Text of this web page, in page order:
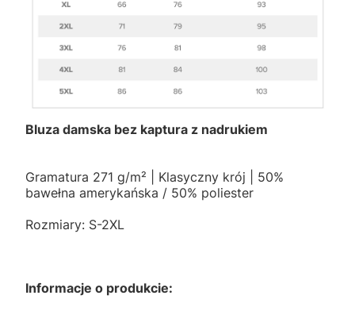
Bluza damska bez kaptura z nadrukiem
Gramatura 271 g/m² | Klasyczny krój | 50%
bawełna amerykańska / 50% poliester
Rozmiary: S-2XL
Informacje o produkcie: